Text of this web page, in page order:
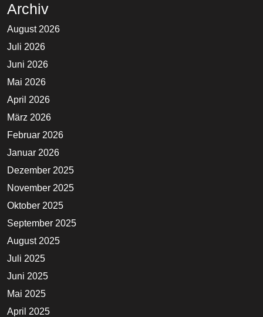
Archiv
August 2026
Juli 2026
Juni 2026
Mai 2026
April 2026
März 2026
Februar 2026
Januar 2026
Dezember 2025
November 2025
Oktober 2025
September 2025
August 2025
Juli 2025
Juni 2025
Mai 2025
April 2025